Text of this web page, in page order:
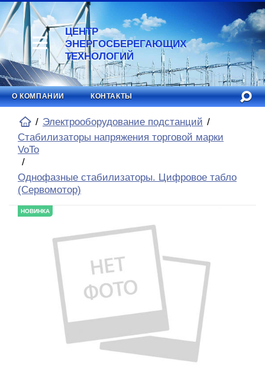
ЦЕНТР
ЭНЕРГОСБЕРЕГАЮЩИХ
ТЕХНОЛОГИЙ
О КОМПАНИИ КОНТАКТЫ
Электрооборудование подстанций
Стабилизаторы напряжения торговой марки
VoTo
Однофазные стабилизаторы. Цифровое табло
(Сервомотор)
НОВИНКА